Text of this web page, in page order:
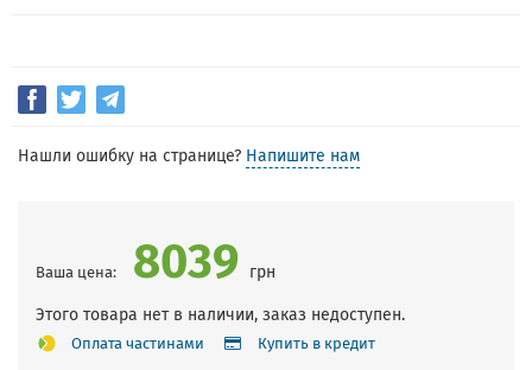
Нашли ошибку на странице? Напишите нам
Ваша цена: 8039 грн
Этого товара нет в наличии, заказ недоступен.
Оплата частинами Купить в кредит